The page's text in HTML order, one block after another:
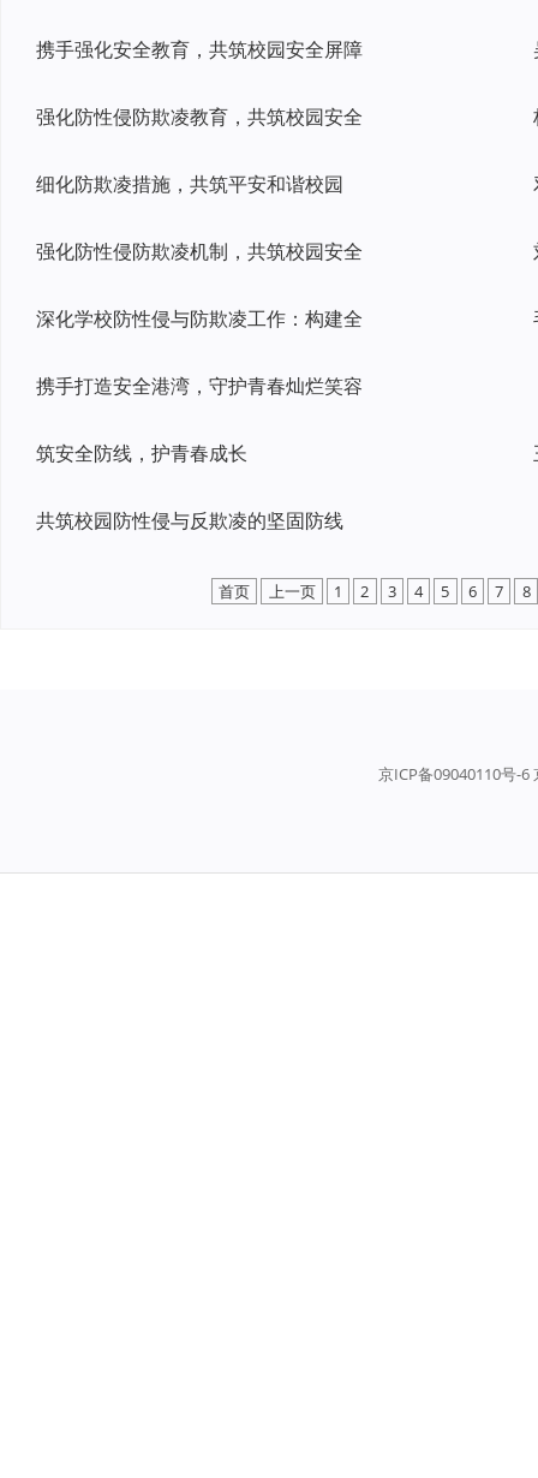
携手强化安全教育，共筑校园安全屏障
强化防性侵防欺凌教育，共筑校园安全
细化防欺凌措施，共筑平安和谐校园
强化防性侵防欺凌机制，共筑校园安全
深化学校防性侵与防欺凌工作：构建全
携手打造安全港湾，守护青春灿烂笑容
筑安全防线，护青春成长
共筑校园防性侵与反欺凌的坚固防线
首页 上一页 1 2 3 4 5 6 7 8
京ICP备09040110号-6